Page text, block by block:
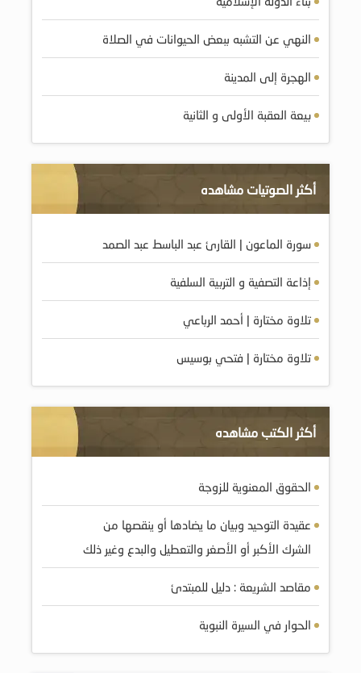
النهي عن التشبه ببعض الحيوانات في الصلاة
الهجرة إلى المدينة
بيعة العقبة الأولى و الثانية
أكثر الصوتيات مشاهده
سورة الماعون | القارئ عبد الباسط عبد الصمد
إذاعة التصفية و التربية السلفية
تلاوة مختارة | أحمد الرباعي
تلاوة مختارة | فتحي بوسيس
أكثر الكتب مشاهده
الحقوق المعنوية للزوجة
عقيدة التوحيد وبيان ما يضادها أو ينقصها من
الشرك الأكبر أو الأصغر والتعطيل والبدع وغير ذلك
مقاصد الشريعة : دليل للمبتدئ
الحوار في السيرة النبوية